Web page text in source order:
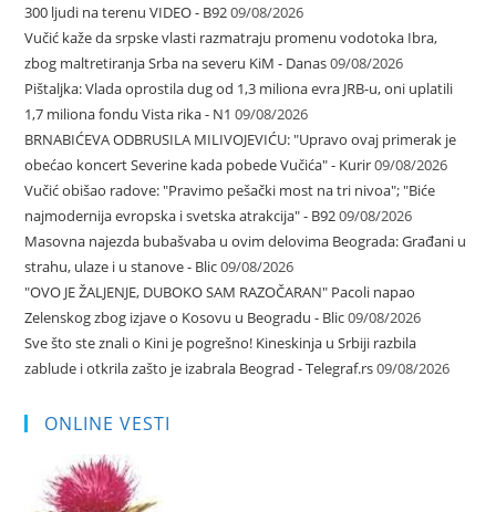
300 ljudi na terenu VIDEO - B9209/08/2026
Vučić kaže da srpske vlasti razmatraju promenu vodotoka Ibra,
zbog maltretiranja Srba na severu KiM - Danas09/08/2026
Pištaljka: Vlada oprostila dug od 1,3 miliona evra JRB-u, oni uplatili
1,7 miliona fondu Vista rika - N1 09/08/2026
BRNABIĆEVA ODBRUSILA MILIVOJEVIĆU: "Upravo ovaj primerak je
obećao koncert Severine kada pobede Vučića" - Kurir09/08/2026
Vučić obišao radove: "Pravimo pešački most na tri nivoa"; "Biće
najmodernija evropska i svetska atrakcija" - B9209/08/2026
Masovna najezda bubašvaba u ovim delovima Beograda: Građani u
strahu, ulaze i u stanove - Blic09/08/2026
"OVO JE ŽALJENJE, DUBOKO SAM RAZOČARAN" Pacoli napao
Zelenskog zbog izjave o Kosovu u Beogradu - Blic09/08/2026
Sve što ste znali o Kini je pogrešno! Kineskinja u Srbiji razbila
zablude i otkrila zašto je izabrala Beograd - Telegraf.rs09/08/2026
ONLINE VESTI